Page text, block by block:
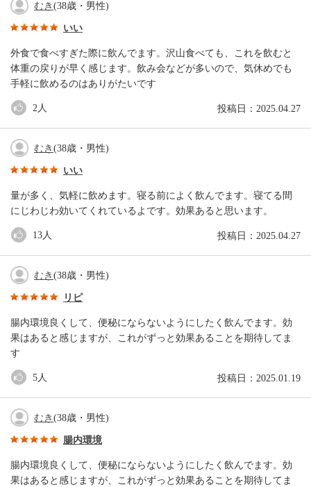
むき (38歳・男性)
いい
外食で食べすぎた際に飲んでます。沢山食べても、これを飲むと
体重の戻りが早く感じます。飲み会などが多いので、気休めでも
手軽に飲めるのはありがたいです
投稿日：2025.04.27
2人
むき (38歳・男性)
いい
量が多く、気軽に飲めます。寝る前によく飲んでます。寝てる間
にじわじわ効いてくれているよです。効果あると思います。
投稿日：2025.04.27
13人
むき (38歳・男性)
リピ
腸内環境良くして、便秘にならないようにしたく飲んでます。効
果はあると感じますが、これがずっと効果あることを期待してま
す
投稿日：2025.01.19
5人
むき (38歳・男性)
腸内環境
腸内環境良くして、便秘にならないようにしたく飲んでます。効
果はあると感じますが、これがずっと効果あることを期待してま